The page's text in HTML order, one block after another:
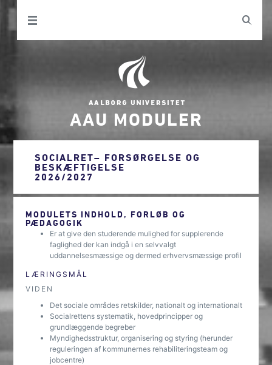
AAU MODULER
SOCIALRET– FORSØRGELSE OG
BESKÆFTIGELSE
2026/2027
MODULETS INDHOLD, FORLØB OG
PÆDAGOGIK
Er at give den studerende mulighed for supplerende
faglighed der kan indgå i en selvvalgt
uddannelsesmæssige og dermed erhvervsmæssige profil
LÆRINGSMÅL
VIDEN
Det sociale områdes retskilder, nationalt og internationalt
Socialrettens systematik, hovedprincipper og
grundlæggende begreber
Myndighedsstruktur, organisering og styring (herunder
reguleringen af kommunernes rehabiliteringsteam og
jobcentre)